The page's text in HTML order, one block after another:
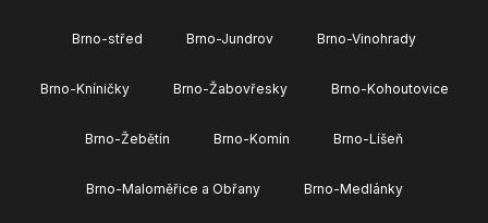
Brno-střed Brno-Jundrov Brno-Vinohrady
Brno-Kníničky Brno-Žabovřesky Brno-Kohoutovice
Brno-Žebětín Brno-Komín Brno-Líšeň
Brno-Maloměřice a Obřany Brno-Medlánky